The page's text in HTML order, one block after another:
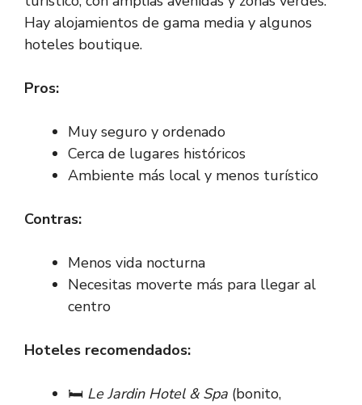
Hay alojamientos de gama media y algunos
hoteles boutique.
Pros:
Muy seguro y ordenado
Cerca de lugares históricos
Ambiente más local y menos turístico
Contras:
Menos vida nocturna
Necesitas moverte más para llegar al
centro
Hoteles recomendados:
🛏️ Le Jardin Hotel & Spa (bonito,